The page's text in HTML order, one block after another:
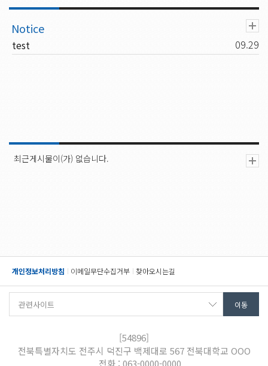
test 09.29
최근게시물이(가) 없습니다.
개인정보처리방침 이메일무단수집거부 찾아오시는길
[54896]
전북특별자치도 전주시 덕진구 백제대로 567 전북대학교 OOO